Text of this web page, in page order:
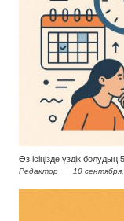
Өз ісіңізде үздік болудың
Редактор 10